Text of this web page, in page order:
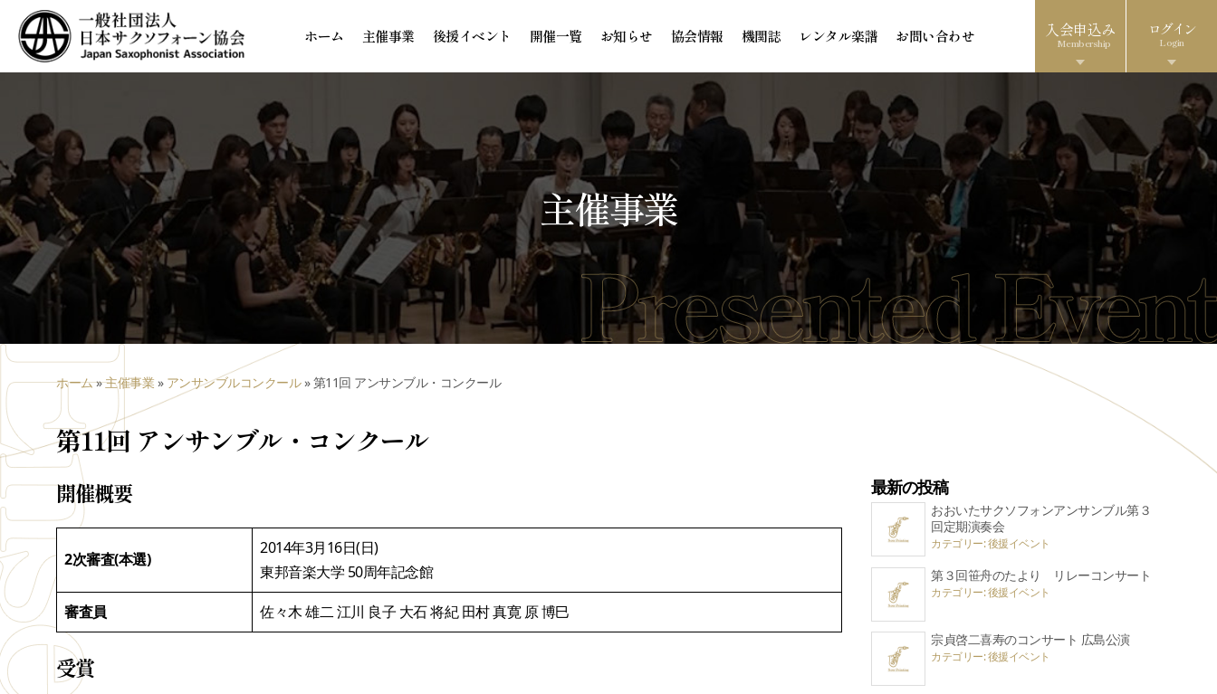
ホーム 主催事業 後援イベント 開催一覧 お知らせ 協会情報 機関誌 レンタル楽譜 お問い合わせ 入会申込み
Membership
ログイン
Login
主催事業
ホーム»主催事業 » アンサンブルコンクール»第11回 アンサンブル・コンクール
第11回 アンサンブル・コンクール
開催概要
2次審査(本選)
2014年3月16日(日)
東邦音楽大学 50周年記念館
審査員
佐々木 雄二 江川 良子 大石 将紀 田村 真寛 原 博巳
受賞
最新の投稿
おおいたサクソフォンアンサンブル第３
回定期演奏会
カテゴリー: 後援イベント
第３回笹舟のたより リレーコンサート
カテゴリー: 後援イベント
宗貞啓二喜寿のコンサート 広島公演
カテゴリー: 後援イベント